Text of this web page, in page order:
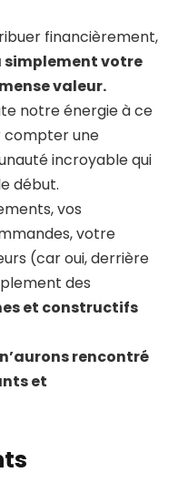
financièrement,
simplement votre
valeur.
notre énergie à ce
compter une
incroyable qui
début.
vos
votre
(car oui, derrière
des
et constructifs
rencontré
et